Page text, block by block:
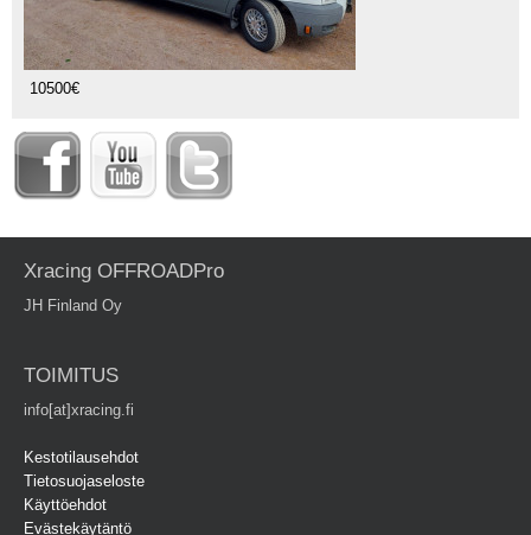
10500€
Xracing OFFROADPro
JH Finland Oy
TOIMITUS
info[at]xracing.fi
Kestotilausehdot
Tietosuojaseloste
Käyttöehdot
Evästekäytäntö